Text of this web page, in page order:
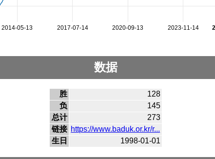
2014-05-13 2017-07-14 2020-09-13 2023-11-14
数据
胜
128
负
145
总计
273
链接 https://www.baduk.or.kr/r...
生日
1998-01-01